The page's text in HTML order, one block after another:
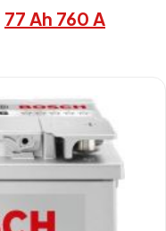
77 Ah 760 A